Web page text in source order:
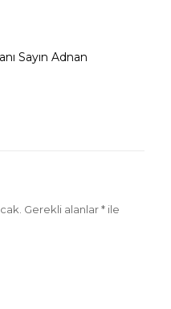
Sayın Adnan
Gerekli alanlar* ile